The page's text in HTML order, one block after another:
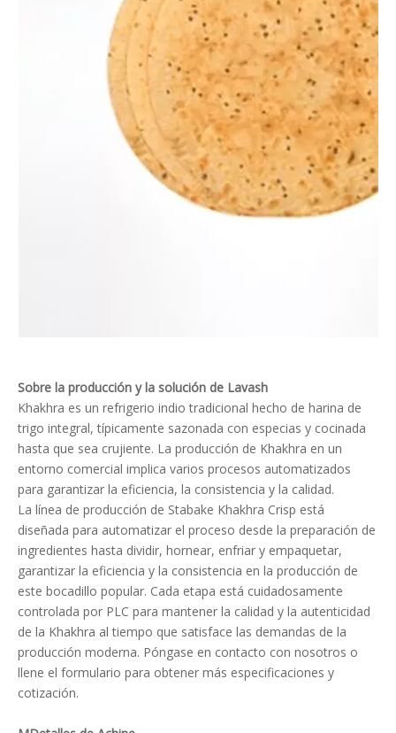
Sobre la producción y la solución de Lavash
Khakhra es un refrigerio indio tradicional hecho de harina de
trigo integral, típicamente sazonada con especias y cocinada
hasta que sea crujiente. La producción de Khakhra en un
entorno comercial implica varios procesos automatizados
para garantizar la eficiencia, la consistencia y la calidad.
La línea de producción de Stabake Khakhra Crisp está
diseñada para automatizar el proceso desde la preparación de
ingredientes hasta dividir, hornear, enfriar y empaquetar,
garantizar la eficiencia y la consistencia en la producción de
este bocadillo popular. Cada etapa está cuidadosamente
controlada por PLC para mantener la calidad y la autenticidad
de la Khakhra al tiempo que satisface las demandas de la
producción moderna. Póngase en contacto con nosotros o
llene el formulario para obtener más especificaciones y
cotización.